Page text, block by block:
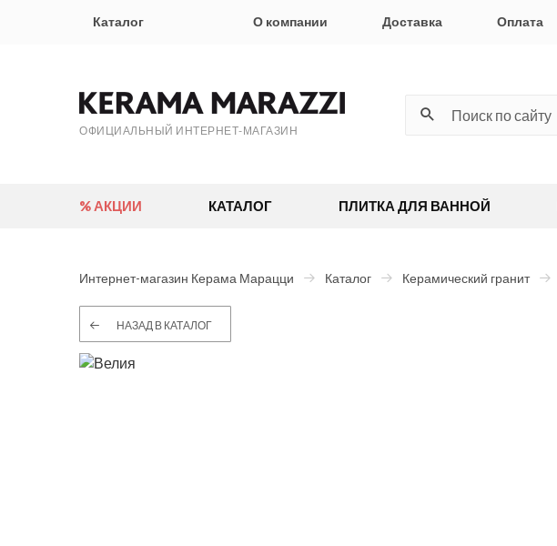
Каталог О компании Доставка Оплата
ОФИЦИАЛЬНЫЙ ИНТЕРНЕТ-МАГАЗИН
% АКЦИИ КАТАЛОГ ПЛИТКА ДЛЯ ВАННОЙ
Интернет-магазин Керама Марацци Каталог Керамический гранит
НАЗАД В КАТАЛОГ